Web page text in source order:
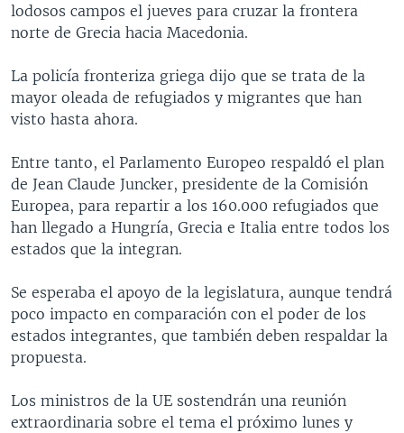
lodosos campos el jueves para cruzar la frontera
norte de Grecia hacia Macedonia.
La policía fronteriza griega dijo que se trata de la
mayor oleada de refugiados y migrantes que han
visto hasta ahora.​
Entre tanto, el Parlamento Europeo respaldó el plan
de Jean Claude Juncker, presidente de la Comisión
Europea, para repartir a los 160.000 refugiados que
han llegado a Hungría, Grecia e Italia entre todos los
estados que la integran.
Se esperaba el apoyo de la legislatura, aunque tendrá
poco impacto en comparación con el poder de los
estados integrantes, que también deben respaldar la
propuesta.
Los ministros de la UE sostendrán una reunión
extraordinaria sobre el tema el próximo lunes y